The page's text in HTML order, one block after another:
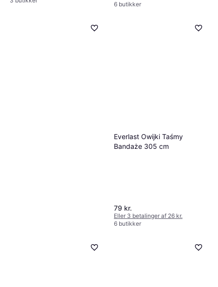
6 butikker
Everlast Owijki Taśmy
Bandaże 305 cm
79 kr.
Eller 3 betalinger af 26 kr.
6 butikker